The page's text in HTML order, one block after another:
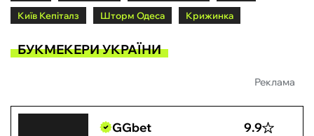
Київ Кепіталз
Шторм Одеса Крижинка
БУКМЕКЕРИ УКРАЇНИ
Реклама
GGbet 9.9